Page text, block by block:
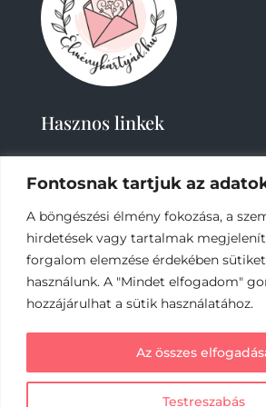
Fontosnak tartjuk az
A böngészési élmény fokozása, a
hirdetések vagy tartalmak
forgalom elemzése érdekében
használunk. A "Mindet elfogadom"
hozzájárulhat a sütik használatához.
Testreszabás
Az összes
Hasznos linkek
2019-2023 – Élménykártyád-Nagy
jog fenntartva.
Az online fizetést a Barion
MNB engedély száma: H-EN-I-